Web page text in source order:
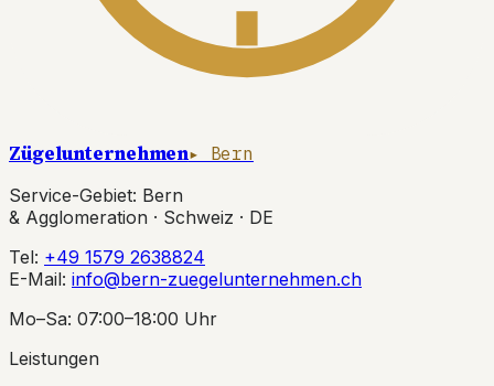
Zügelunternehmen▸ Bern
Service-Gebiet: Bern
& Agglomeration · Schweiz · DE
Tel: +49 1579 2638824
E-Mail: info@bern-zuegelunternehmen.ch
Mo–Sa: 07:00–18:00 Uhr
Leistungen